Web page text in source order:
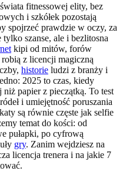
fitnessowej elity, bez
i szkółek pozostają
spojrzeć prawdzie w oczy, za
szanse, ale i bezlitosna
kipi od mitów, forów
z licencji magiczną
historie ludzi z branży i
2025 to czas, kiedy
niż papier z pieczątką. To test
i umiejętność poruszania
są równie częste jak selfie
temat do kości: od
pułapki, po cyfrową
gry. Zanim wejdziesz na
licencja trenera i na jakie 7